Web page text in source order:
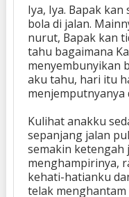
Iya, Iya. Bapak
bola di jalan.
nurut, Bapak kan
tahu bagaimana
menyembunyikan
aku tahu, hari itu
menjemputnyanya
Kulihat anakku
sepanjang jalan
semakin ketengah
menghampirinya,
kehati-hatianku
telak